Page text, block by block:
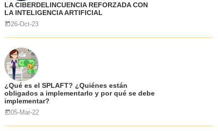
LA CIBERDELINCUENCIA REFORZADA CON
LA INTELIGENCIA ARTIFICIAL
26-Oct-23
¿Qué es el SPLAFT? ¿Quiénes están
obligados a implementarlo y por qué se debe
implementar?
05-Mar-22